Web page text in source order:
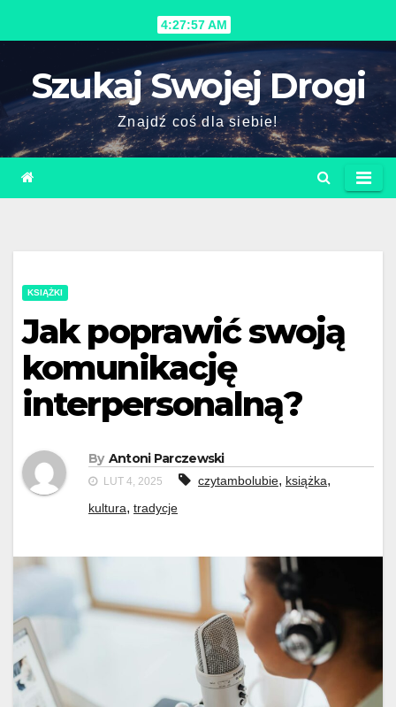
to
4:27:58 AM
Szukaj Swojej Drogi
Znajdź coś dla siebie!
KSIĄŻKI
Jak poprawić swoją
komunikację
interpersonalną?
By Antoni Parczewski
LUT 4, 2025 czytambolubie, książka,
kultura, tradycje